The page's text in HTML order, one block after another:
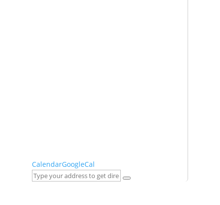
CalendarGoogleCal